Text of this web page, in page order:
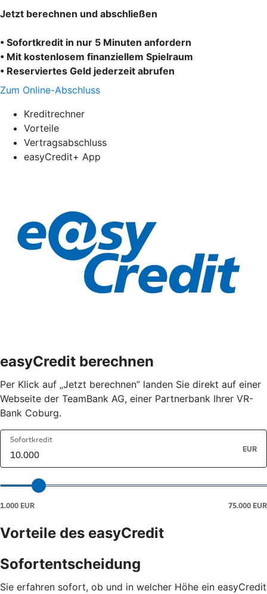
Jetzt berechnen und abschließen
• Sofortkredit in nur 5 Minuten anfordern
• Mit kostenlosem finanziellem Spielraum
• Reserviertes Geld jederzeit abrufen
Zum Online-Abschluss
Kreditrechner
Vorteile
Vertragsabschluss
easyCredit+ App
easyCredit berechnen
Per Klick auf „Jetzt berechnen” landen Sie direkt auf einer
Webseite der TeamBank AG, einer Partnerbank Ihrer VR-
Bank Coburg.
Vorteile des easyCredit
Sofortentscheidung
Sie erfahren sofort, ob und in welcher Höhe ein easyCredit